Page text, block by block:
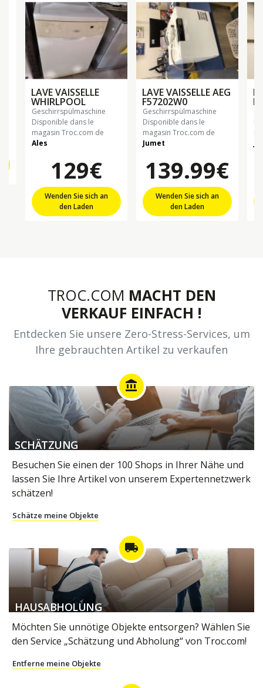
LAVE VAISSELLE
WHIRLPOOL
geschirrspülmaschine
Disponible dans le
magasin Troc.com de
Ales
129€
Wenden Sie sich an
den Laden
LAVE VAISSELLE AEG
F57202W0
geschirrspülmaschine
Disponible dans le
magasin Troc.com de
Jumet
139.99€
Wenden Sie sich an
den Laden
TROC.COM MACHT DEN
VERKAUF EINFACH !
Entdecken Sie unsere Zero-Stress-Services, um
Ihre gebrauchten Artikel zu verkaufen
account_balance
SCHÄTZUNG
Besuchen Sie einen der 100 Shops in Ihrer Nähe und
lassen Sie Ihre Artikel von unserem Expertennetzwerk
schätzen!
Schätze meine Objekte
local_shipping
HAUSABHOLUNG
Möchten Sie unnötige Objekte entsorgen? Wählen Sie
den Service „Schätzung und Abholung“ von Troc.com!
Entferne meine Objekte